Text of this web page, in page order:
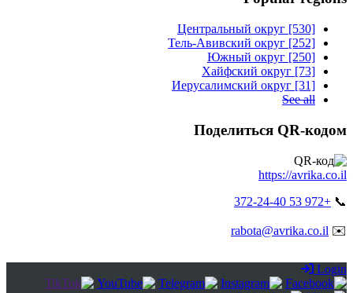
Центральный округ [530]
Тель-Авивский округ [252]
Южный округ [250]
Хайфский округ [73]
Иерусалимский округ [31]
See all
Поделиться QR-кодом
https://avrika.co.il
📞
+972 53 372-24-40
✉️
rabota@avrika.co.il
Login